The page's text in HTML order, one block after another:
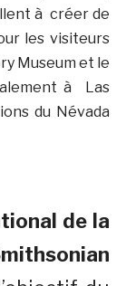
à créer de
les visiteurs
Museum et le
à Las
du Névada
de la